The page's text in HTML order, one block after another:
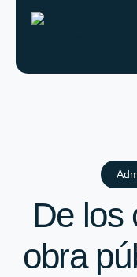
De los
obra